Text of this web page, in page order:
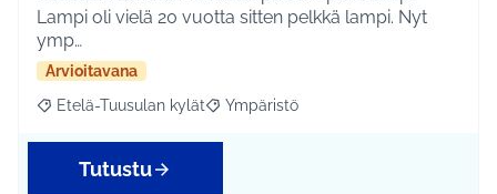
Lampi oli vielä 20 vuotta sitten pelkkä lampi. Nyt
ymp…
Arvioitavana
Rajaa tulokset aihepiirin mukaan: Etelä-Tuusulan kylät
Etelä-Tuusulan kylät Rajaa tulokset teeman mukaan:
Ympäristö
Tutustu